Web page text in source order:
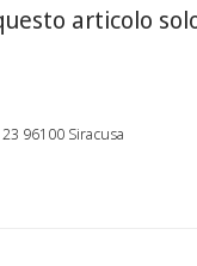
articolo
96100 Siracusa